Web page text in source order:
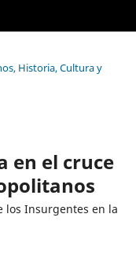
Historia, Cultura y
en el cruce
los Insurgentes en la